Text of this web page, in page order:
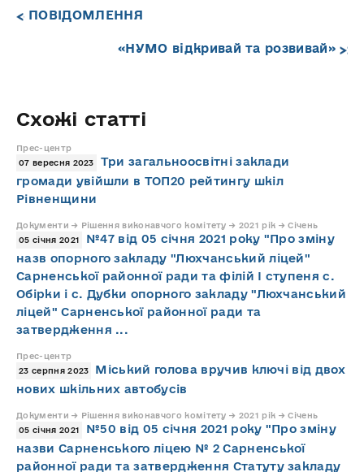
ПОВІДОМЛЕННЯ
«НУМО відкривай та розвивай»
Схожі статті
Прес-центр
07 вересня 2023
Три загальноосвітні заклади
громади увійшли в ТОП20 рейтингу шкіл
Рівненщини
Документи → Рішення виконавчого комітету → 2021 рік → Січень
05 січня 2021
№47 від 05 січня 2021 року "Про зміну
назв опорного закладу "Люхчанський ліцей"
Сарненської районної ради та філій І ступеня с.
Обірки і с. Дубки опорного закладу "Люхчанський
ліцей" Сарненської районної ради та
затвердження ...
Прес-центр
23 серпня 2023
Міський голова вручив ключі від двох
нових шкільних автобусів
Документи → Рішення виконавчого комітету → 2021 рік → Січень
05 січня 2021
№50 від 05 січня 2021 року "Про зміну
назви Сарненського ліцею № 2 Сарненської
районної ради та затвердження Статуту закладу